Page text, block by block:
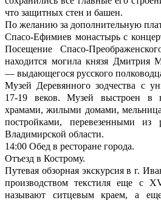
что защитных стен и башен.
По желанию за дополнительную
Спасо-Ефимиев монастырь с
Посещение Спасо-
находится могила князя Дмитрия
— выдающегося русского
Музей Деревянного зодчества с
17-19 веков. Музей выстроен в
храмами, жилыми домами,
постройками, перевезенными
Владимирской области.
14:00 Обед в ресторане города.
Отъезд в Кострому.
Путевая обзорная экскурсия в г.
производством текстиля еще с
называют ситцевым краем, а еще